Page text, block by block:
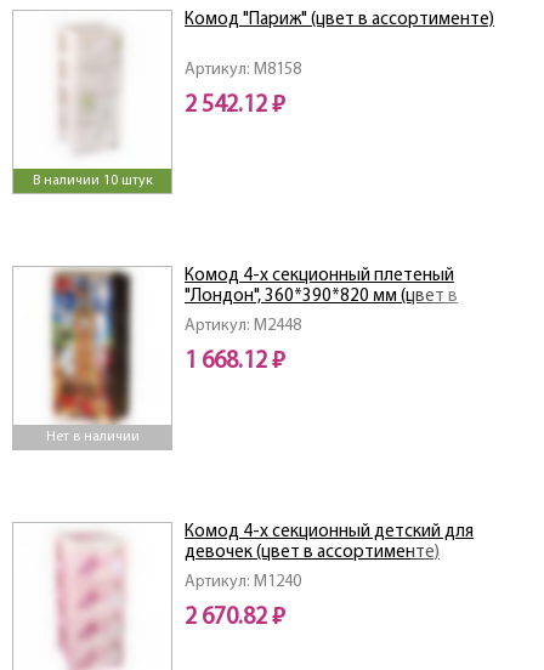
В наличии 10 штук
Артикул: M8158
Комод "Париж" (цвет в ассортименте)
2 542.12 ₽
Нет в наличии
Артикул: M2448
Комод 4-х секционный плетеный
"Лондон", 360*390*820 мм (цвет в
ассортименте)
1 668.12 ₽
Артикул: M1240
Комод 4-х секционный детский для
девочек (цвет в ассортименте)
2 670.82 ₽